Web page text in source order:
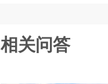
相关问答